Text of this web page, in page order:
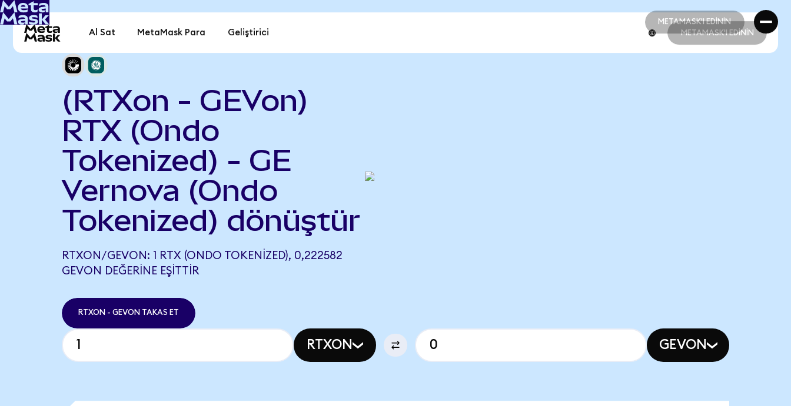
METAMASK'I EDİNİN
METAMASK'I EDİNİN
Al Sat MetaMask Para Geliştirici METAMASK'I EDİNİN
(RTXon - GEVon)
RTX (Ondo
Tokenized) - GE
Vernova (Ondo
Tokenized) dönüştür
RTXON/GEVON: 1 RTX (ONDO TOKENIZED), 0,222582
GEVON DEĞERINE EŞITTIR
RTXON - GEVON TAKAS ET
RTXON GEVON